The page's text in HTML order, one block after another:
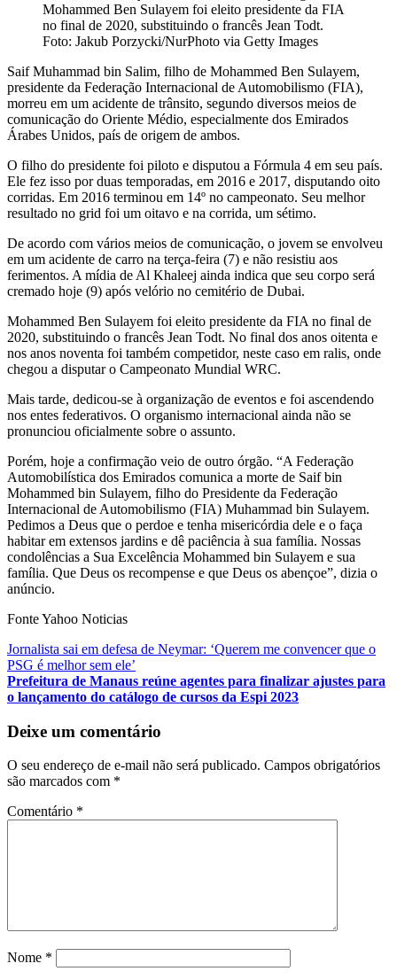
Mohammed Ben Sulayem foi eleito presidente da FIA
no final de 2020, substituindo o francês Jean Todt.
Foto: Jakub Porzycki/NurPhoto via Getty Images
Saif Muhammad bin Salim, filho de Mohammed Ben Sulayem,
presidente da Federação Internacional de Automobilismo (FIA),
morreu em um acidente de trânsito, segundo diversos meios de
comunicação do Oriente Médio, especialmente dos Emirados
Árabes Unidos, país de origem de ambos.
O filho do presidente foi piloto e disputou a Fórmula 4 em seu país.
Ele fez isso por duas temporadas, em 2016 e 2017, disputando oito
corridas. Em 2016 terminou em 14º no campeonato. Seu melhor
resultado no grid foi um oitavo e na corrida, um sétimo.
De acordo com vários meios de comunicação, o jovem se envolveu
em um acidente de carro na terça-feira (7) e não resistiu aos
ferimentos. A mídia de Al Khaleej ainda indica que seu corpo será
cremado hoje (9) após velório no cemitério de Dubai.
Mohammed Ben Sulayem foi eleito presidente da FIA no final de
2020, substituindo o francês Jean Todt. No final dos anos oitenta e
nos anos noventa foi também competidor, neste caso em ralis, onde
chegou a disputar o Campeonato Mundial WRC.
Mais tarde, dedicou-se à organização de eventos e foi ascendendo
nos entes federativos. O organismo internacional ainda não se
pronunciou oficialmente sobre o assunto.
Porém, hoje a confirmação veio de outro órgão. “A Federação
Automobilística dos Emirados comunica a morte de Saif bin
Mohammed bin Sulayem, filho do Presidente da Federação
Internacional de Automobilismo (FIA) Muhammad bin Sulayem.
Pedimos a Deus que o perdoe e tenha misericórdia dele e o faça
habitar em extensos jardins e dê paciência à sua família. Nossas
condolências a Sua Excelência Mohammed bin Sulayem e sua
família. Que Deus os recompense e que Deus os abençoe”, dizia o
anúncio.
Fonte Yahoo Noticias
Navegação
de
Post
Jornalista sai em defesa de Neymar: ‘Querem me convencer que o
PSG é melhor sem ele’
Prefeitura de Manaus reúne agentes para finalizar ajustes para
o lançamento do catálogo de cursos da Espi 2023
Deixe um comentário
O seu endereço de e-mail não será publicado. Campos obrigatórios
são marcados com *
Comentário *
Nome *